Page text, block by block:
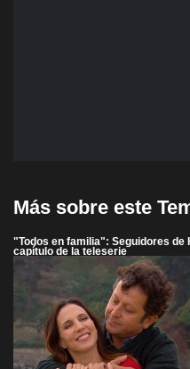
Más sobre este
"Todos en familia": Seguidores
capítulo de la teleserie